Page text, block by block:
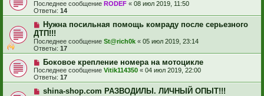
Последнее сообщение RODEF « 08 июл 2019, 11:50
Ответы: 14
Нужна посильная помощь комраду после серьезного
ДТП!!!
Последнее сообщение St@rich0k « 05 июл 2019, 23:14
Ответы: 17
Боковое крепление номера на мотоцикле
Последнее сообщение Vitik114350 « 04 июл 2019, 22:00
Ответы: 17
shina-shop.com РАЗВОДИЛЫ. ЛИЧНЫЙ ОПЫТ!!!